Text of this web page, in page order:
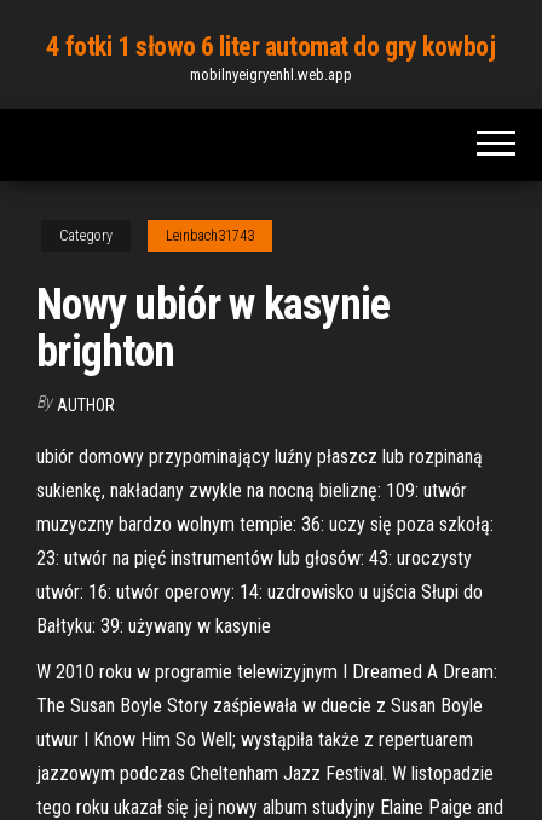
content
4 fotki 1 słowo 6 liter automat do gry kowboj
mobilnyeigryenhl.web.app
Category Leinbach31743
Nowy ubiór w kasynie
brighton
By AUTHOR
ubiór domowy przypominający luźny płaszcz lub rozpinaną
sukienkę, nakładany zwykle na nocną bieliznę: 109: utwór
muzyczny bardzo wolnym tempie: 36: uczy się poza szkołą:
23: utwór na pięć instrumentów lub głosów: 43: uroczysty
utwór: 16: utwór operowy: 14: uzdrowisko u ujścia Słupi do
Bałtyku: 39: używany w kasynie
W 2010 roku w programie telewizyjnym I Dreamed A Dream:
The Susan Boyle Story zaśpiewała w duecie z Susan Boyle
utwur I Know Him So Well; wystąpiła także z repertuarem
jazzowym podczas Cheltenham Jazz Festival. W listopadzie
tego roku ukazał się jej nowy album studyjny Elaine Paige and